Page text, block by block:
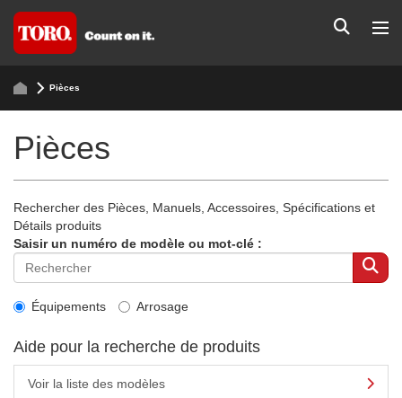
Pièces
Pièces
Rechercher des Pièces, Manuels, Accessoires, Spécifications et
Détails produits
Saisir un numéro de modèle ou mot-clé :
Équipements Arrosage
Aide pour la recherche de produits
Voir la liste des modèles